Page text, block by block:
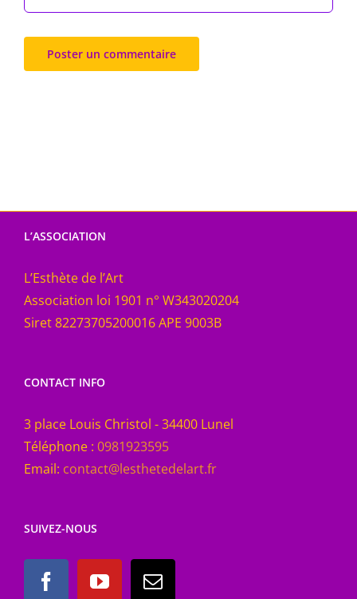
L’ASSOCIATION
L’Esthète de l’Art
Association loi 1901 n° W343020204
Siret 82273705200016 APE 9003B
CONTACT INFO
3 place Louis Christol - 34400 Lunel
Téléphone : 0981923595
Email: contact@lesthetedelart.fr
SUIVEZ-NOUS